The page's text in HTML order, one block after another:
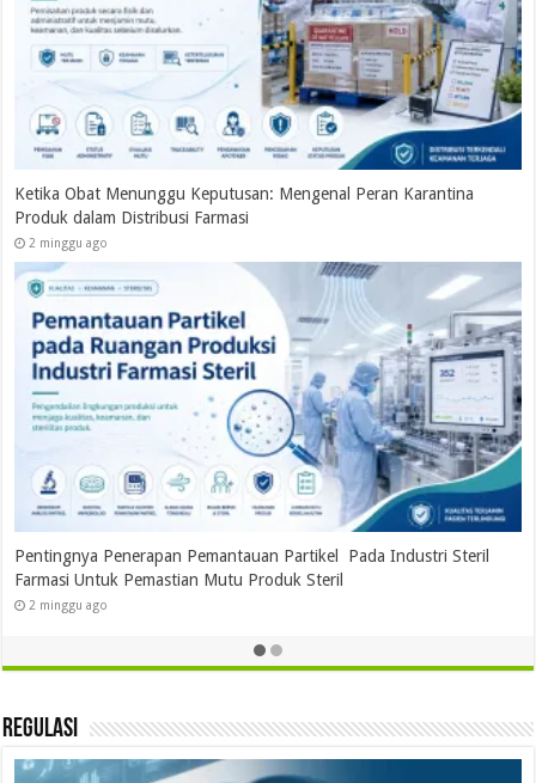
Ketika Obat Menunggu Keputusan: Mengenal Peran Karantina
Produk dalam Distribusi Farmasi
2 minggu ago
Pentingnya Penerapan Pemantauan Partikel Pada Industri Steril
Farmasi Untuk Pemastian Mutu Produk Steril
2 minggu ago
Regulasi